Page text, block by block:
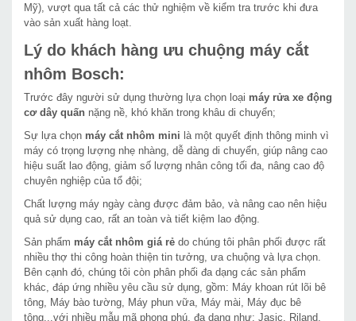
Mỹ), vượt qua tất cả các thử nghiệm về kiểm tra trước khi đưa
vào sản xuất hàng loạt.
Lý do khách hàng ưu chuộng máy cắt
nhôm Bosch:
Trước đây người sử dụng thường lựa chọn loại máy rửa xe động
cơ dây quấn nặng nề, khó khăn trong khâu di chuyển;
Sự lựa chọn máy cắt nhôm mini là một quyết định thông minh vì
máy có trọng lượng nhẹ nhàng, dễ dàng di chuyển, giúp nâng cao
hiệu suất lao động, giảm số lượng nhân công tối đa, nâng cao độ
chuyên nghiệp của tổ đội;
Chất lượng máy ngày càng được đảm bảo, và nâng cao nên hiệu
quả sử dụng cao, rất an toàn và tiết kiệm lao động.
Sản phẩm máy cắt nhôm giá rẻ do chúng tôi phân phối được rất
nhiều thợ thi công hoàn thiện tin tưởng, ưa chuộng và lựa chọn.
Bên cạnh đó, chúng tôi còn phân phối đa dạng các sản phẩm
khác, đáp ứng nhiều yêu cầu sử dụng, gồm: Máy khoan rút lõi bê
tông, Máy bào tường, Máy phun vữa, Máy mài, Máy đục bê
tông...với nhiều mẫu mã phong phú, đa dạng như: Jasic, Riland,